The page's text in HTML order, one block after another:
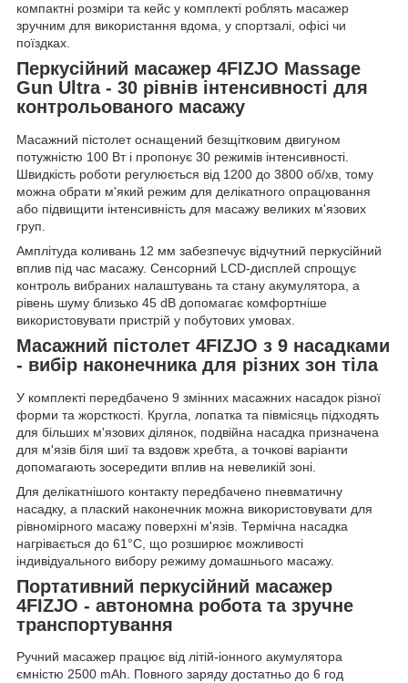
компактні розміри та кейс у комплекті роблять масажер
зручним для використання вдома, у спортзалі, офісі чи
поїздках.
Перкусійний масажер 4FIZJO Massage
Gun Ultra - 30 рівнів інтенсивності для
контрольованого масажу
Масажний пістолет оснащений безщітковим двигуном
потужністю 100 Вт і пропонує 30 режимів інтенсивності.
Швидкість роботи регулюється від 1200 до 3800 об/хв, тому
можна обрати м'який режим для делікатного опрацювання
або підвищити інтенсивність для масажу великих м'язових
груп.
Амплітуда коливань 12 мм забезпечує відчутний перкусійний
вплив під час масажу. Сенсорний LCD-дисплей спрощує
контроль вибраних налаштувань та стану акумулятора, а
рівень шуму близько 45 dB допомагає комфортніше
використовувати пристрій у побутових умовах.
Масажний пістолет 4FIZJO з 9 насадками
- вибір наконечника для різних зон тіла
У комплекті передбачено 9 змінних масажних насадок різної
форми та жорсткості. Кругла, лопатка та півмісяць підходять
для більших м'язових ділянок, подвійна насадка призначена
для м'язів біля шиї та вздовж хребта, а точкові варіанти
допомагають зосередити вплив на невеликій зоні.
Для делікатнішого контакту передбачено пневматичну
насадку, а плаский наконечник можна використовувати для
рівномірного масажу поверхні м'язів. Термічна насадка
нагрівається до 61°C, що розширює можливості
індивідуального вибору режиму домашнього масажу.
Портативний перкусійний масажер
4FIZJO - автономна робота та зручне
транспортування
Ручний масажер працює від літій-іонного акумулятора
ємністю 2500 mAh. Повного заряду достатньо до 6 год